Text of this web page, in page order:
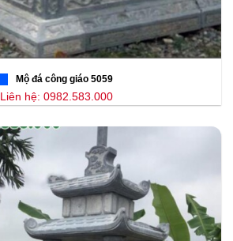
Mộ đá công giáo 5059
Liên hệ: 0982.583.000